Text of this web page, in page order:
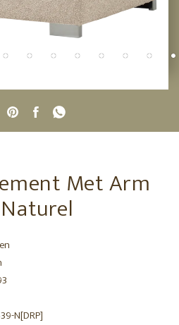
Met Arm
N[DRP]